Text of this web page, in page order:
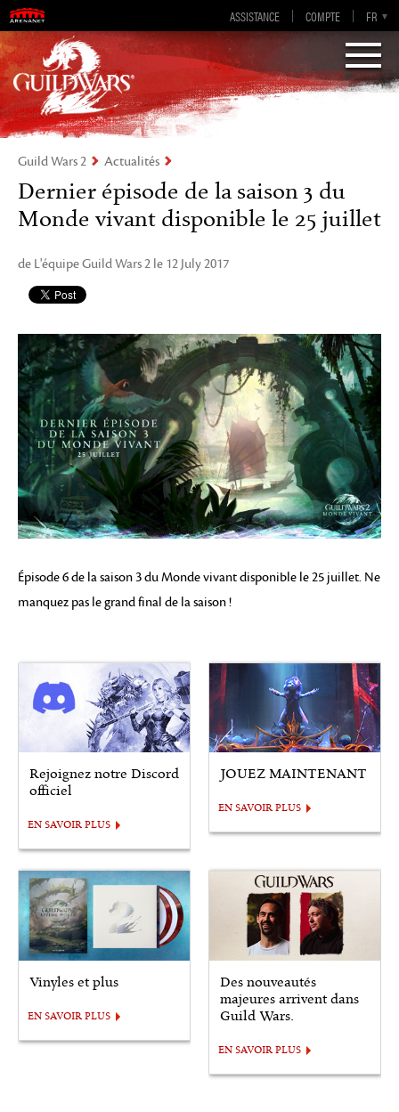
ASSISTANCE COMPTE FR
EN
DE
ES
EN-GB
Visions of Eternity
Guild Wars 2
Guild Wars 2 Actualités
Dernier épisode de la saison 3 du
Monde vivant disponible le 25 juillet
de L'équipe Guild Wars 2 le 12 July 2017
Épisode 6 de la saison 3 du Monde vivant disponible le 25 juillet. Ne
manquez pas le grand final de la saison !
Rejoignez notre Discord
officiel
EN SAVOIR PLUS
JOUEZ MAINTENANT
EN SAVOIR PLUS
Vinyles et plus
EN SAVOIR PLUS
Des nouveautés
majeures arrivent dans
Guild Wars.
EN SAVOIR PLUS